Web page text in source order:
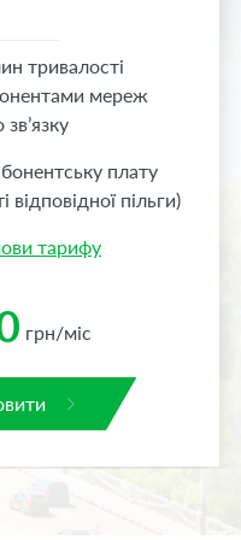
тривалості
мереж
плату
відповідної пільги)
тарифу
грн/міс